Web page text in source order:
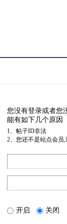
您没有登录或者您
能有如下几个原因
1、帖子ID非法
2、您还不是站点会员
开启 关闭